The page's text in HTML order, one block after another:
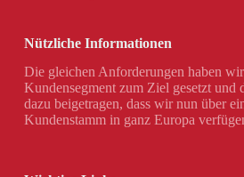
Nützliche Informationen
Die gleichen Anforderungen haben
Kundensegment zum Ziel gesetzt und
dazu beigetragen, dass wir nun über
Kundenstamm in ganz Europa